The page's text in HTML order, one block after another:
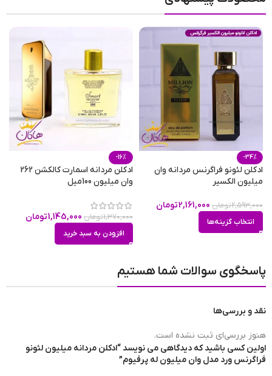
فصل
حجم
-34%
ادکلن لئونو فراگرنس مردانه وان
میلیون الکسیر
2,593,000تومان 2,161,000تومان
انتخاب گزینه‌ها
-16%
ادکلن مردانه اسمارت کالکشن 262
وان میلیون 100میل
1,370,000تومان 1,145,000تومان
افزودن به سبد خرید
پاسخگوی سوالات شما هستیم
نقد و بررسی‌ها
هنوز بررسی‌ای ثبت نشده است.
اولین کسی باشید که دیدگاهی می نویسد “ادکلن مردانه میلیون لئونو
فراگرنس ورد مدل وان میلیون له پرفیوم”